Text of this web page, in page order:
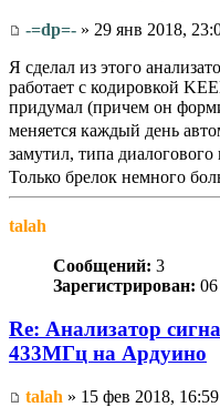
-=dp=- » 29 янв 2018,
Я сделал из этого
работает с кодировкой
придумал (причем он
меняется каждый день
замутил, типа диалогового
Только брелок немного
talah
Сообщений: 3
Зарегистрирован:
Re: Анализатор
433МГц на Ардуино
talah » 15 фев 2018, 16:59